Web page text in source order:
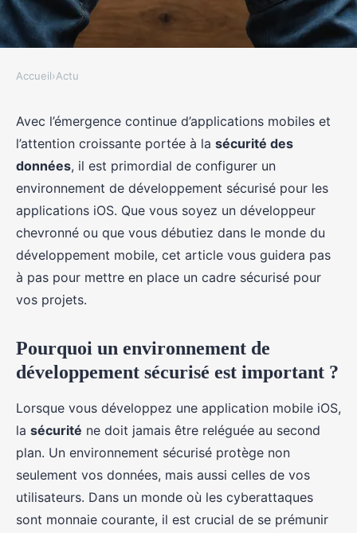
Comment configurer un
environnement de
développement sécurisé pour les
applications mobiles iOS?
Margot•17 septembre 2024•6 min de lecture
Accueil›Actu
Avec l’émergence continue d’applications mobiles et
l’attention croissante portée à la sécurité des
données, il est primordial de configurer un
environnement de développement sécurisé pour les
applications iOS. Que vous soyez un développeur
chevronné ou que vous débutiez dans le monde du
développement mobile, cet article vous guidera pas
à pas pour mettre en place un cadre sécurisé pour
vos projets.
Pourquoi un environnement de
développement sécurisé est important ?
Lorsque vous développez une application mobile iOS,
la sécurité ne doit jamais être reléguée au second
plan. Un environnement sécurisé protège non
seulement vos données, mais aussi celles de vos
utilisateurs. Dans un monde où les cyberattaques
sont monnaie courante, il est crucial de se prémunir